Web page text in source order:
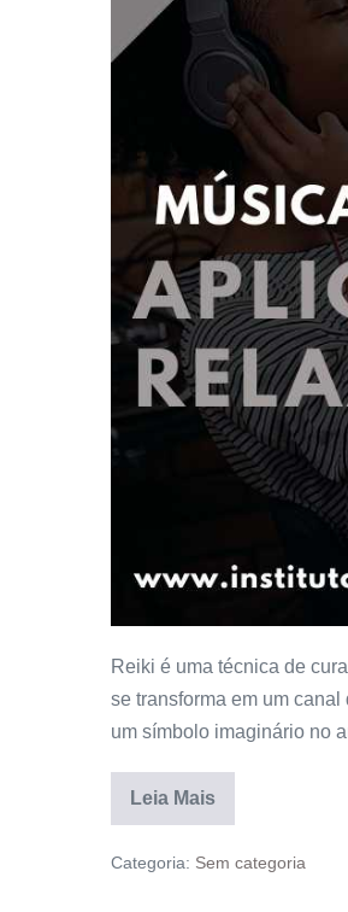
Reiki é uma técnica de
se transforma em um
um símbolo imaginário no
Leia Mais
Categoria: Sem categoria